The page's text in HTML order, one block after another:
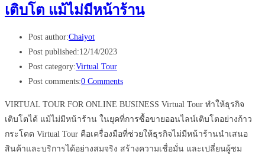
เติบโต แม้ไม่มีหน้าร้าน
Post author:Chaiyot
Post published:12/14/2023
Post category:Virtual Tour
Post comments:0 Comments
VIRTUAL TOUR FOR ONLINE BUSINESS Virtual Tour ทำให้ธุรกิจ
เติบโตได้ แม้ไม่มีหน้าร้าน ในยุคที่การซื้อขายออนไลน์เติบโตอย่างก้าว
กระโดด Virtual Tour คือเครื่องมือที่ช่วยให้ธุรกิจไม่มีหน้าร้านนำเสนอ
สินค้าและบริการได้อย่างสมจริง สร้างความเชื่อมั่น และเปลี่ยนผู้ชม